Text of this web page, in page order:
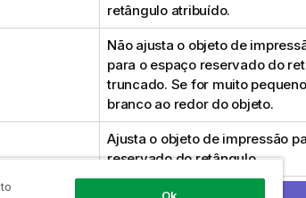
retângulo atribuído.
Não ajusta o objeto de
para o espaço reservado do
truncado. Se for muito
branco ao redor do objeto.
Ajusta o objeto de impressão
reservado do retângulo.
Proporção Ajusta o objeto de impressão